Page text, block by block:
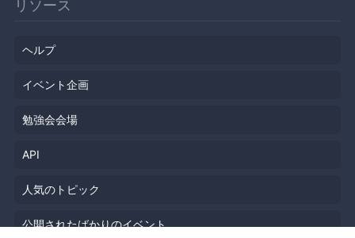
リソース
ヘルプ
イベント企画
勉強会会場
API
人気のトピック
公開されたばかりのイベント